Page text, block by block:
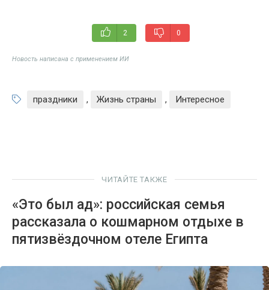
2 0
Новость написана с применением ИИ
праздники , Жизнь страны , Интересное
ЧИТАЙТЕ ТАКЖЕ
«Это был ад»: российская семья
рассказала о кошмарном отдыхе в
пятизвёздочном отеле Египта